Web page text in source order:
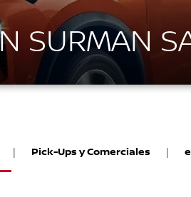
SURMAN
| Pick-Ups y Comerciales |